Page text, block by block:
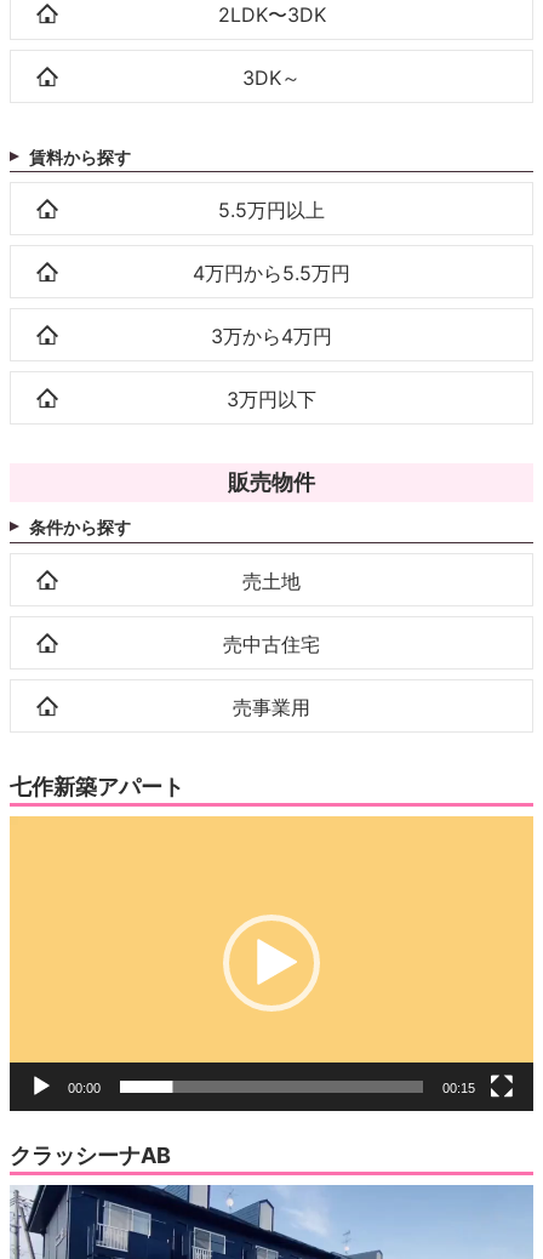
2LDK〜3DK
3DK～
賃料から探す
5.5万円以上
4万円から5.5万円
3万から4万円
3万円以下
販売物件
条件から探す
売土地
売中古住宅
売事業用
七作新築アパート
00:00 00:15
クラッシーナAB
動
画